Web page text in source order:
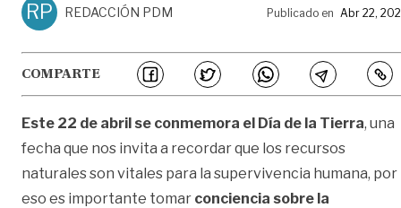
RP REDACCIÓN PDM Publicado en Abr 22,
COMPARTE
Este 22 de abril se conmemora el Día de la Tierra, una
fecha que nos invita a recordar que los recursos
naturales son vitales para la supervivencia humana, por
eso es importante tomar conciencia sobre la